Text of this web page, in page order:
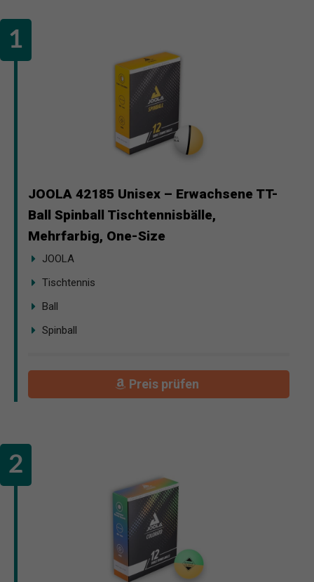
JOOLA 42185 Unisex – Erwachsene TT-
Ball Spinball Tischtennisbälle,
Mehrfarbig, One-Size
JOOLA
Tischtennis
Ball
Spinball
Preis prüfen